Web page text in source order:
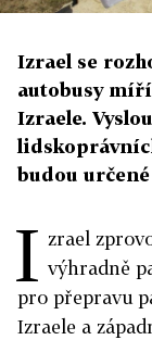
Izrael se
autobusy
Izraele.
budou
I zrael
výhradně
pro přepravu
Izraele a